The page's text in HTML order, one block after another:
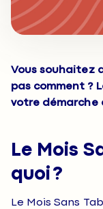
Vous souhaitez
pas comment ?
votre démarche
Le Mois
quoi ?
Le Mois Sans